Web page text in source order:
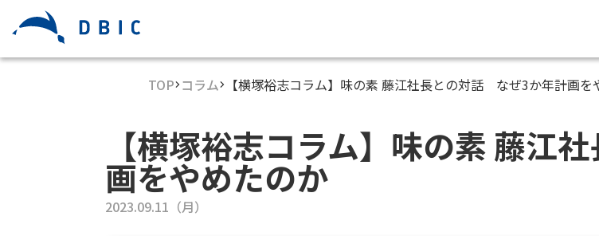
TOP コラム 【横塚裕志コラム】味の素 藤江社長との対話 なぜ3か年計画を
【横塚裕志コラム】味の素 藤
画をやめたのか
2023.09.11（月）